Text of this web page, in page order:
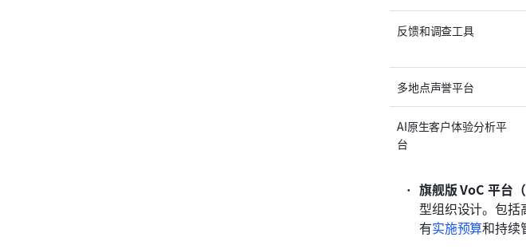
反馈和调查工具
多地点声誉平台
AI原生客户体验分析平
台
旗舰版 VoC 平台
型组织设计。包括
有实施预算和持续